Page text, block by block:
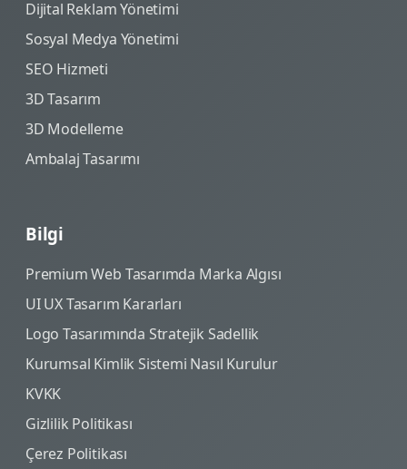
Dijital Reklam Yönetimi
Sosyal Medya Yönetimi
SEO Hizmeti
3D Tasarım
3D Modelleme
Ambalaj Tasarımı
Bilgi
Premium Web Tasarımda Marka Algısı
UI UX Tasarım Kararları
Logo Tasarımında Stratejik Sadellik
Kurumsal Kimlik Sistemi Nasıl Kurulur
KVKK
Gizlilik Politikası
Çerez Politikası